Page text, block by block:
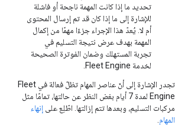
تحديد ما إذا كانت المهمة ناجحة أو فاشلة
للإشارة إلى ما إذا كان قد تم إرسال المحتوى
أم لا. يُعدّ هذا الإجراء جزءًا مهمًا من إكمال
المهمة بهدف عرض نتيجة التسليم في
تجربة المستهلك وضمان الفوترة الصحيحة
لخدمة Fleet Engine.
تجدر الإشارة إلى أنّ عناصر المهام تظلّ فعالة في Fleet
Engine لمدة 7 أيام بغض النظر عن حالتها، تمامًا مثل
مركبات التسليم، وبعدها تتم إزالتها. اطّلِع على إنهاء
المهام